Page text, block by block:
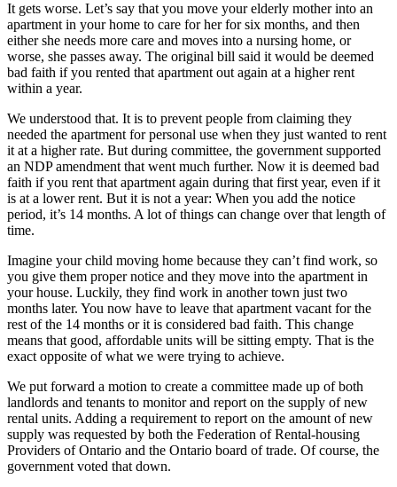
It gets worse. Let’s say that you move your elderly mother into an
apartment in your home to care for her for six months, and then
either she needs more care and moves into a nursing home, or
worse, she passes away. The original bill said it would be deemed
bad faith if you rented that apartment out again at a higher rent
within a year.
We understood that. It is to prevent people from claiming they
needed the apartment for personal use when they just wanted to rent
it at a higher rate. But during committee, the government supported
an NDP amendment that went much further. Now it is deemed bad
faith if you rent that apartment again during that first year, even if it
is at a lower rent. But it is not a year: When you add the notice
period, it’s 14 months. A lot of things can change over that length of
time.
Imagine your child moving home because they can’t find work, so
you give them proper notice and they move into the apartment in
your house. Luckily, they find work in another town just two
months later. You now have to leave that apartment vacant for the
rest of the 14 months or it is considered bad faith. This change
means that good, affordable units will be sitting empty. That is the
exact opposite of what we were trying to achieve.
We put forward a motion to create a committee made up of both
landlords and tenants to monitor and report on the supply of new
rental units. Adding a requirement to report on the amount of new
supply was requested by both the Federation of Rental-housing
Providers of Ontario and the Ontario board of trade. Of course, the
government voted that down.